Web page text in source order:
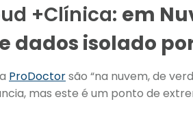
+Clínica: em
dados isolado
ProDoctorsão “na nuvem, de
mas este é um ponto de